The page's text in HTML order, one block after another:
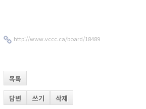
http://www.vccc.ca/board/18489
목록
답변 쓰기 삭제